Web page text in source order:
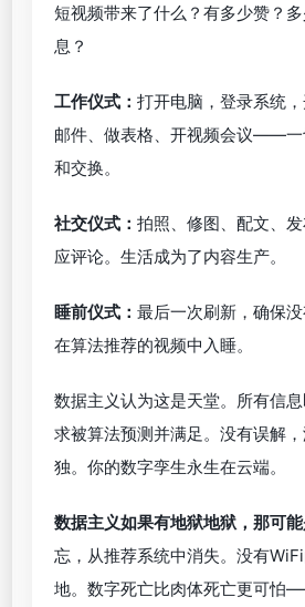
短视频带来了什么？有多少赞？
息？
工作仪式： 打开电脑，登录系统
邮件、做表格、开视频会议——一
和交换。
社交仪式： 拍照、修图、配文、
应评论。生活成为了内容生产。
睡前仪式： 最后一次刷新，确保没
在算法推荐的视频中入睡。
数据主义认为这是天堂。所有信
求被算法预测并满足。没有误解
独。你的数字孪生永生在云端。
数据主义如果有地狱地狱，那可
忘，从推荐系统中消失。没有
地。数字死亡比肉体死亡更可怕